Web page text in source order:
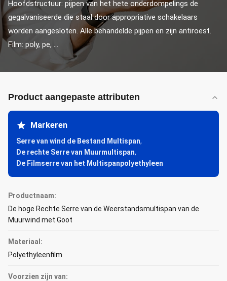
Hoofdstructuur: pijpen van het hete onderdompelings de
gegalvaniseerde die staal door appropriative schakelaars
worden aangesloten. Alle behandelde pijpen en zijn antiroest.
Film: poly, pe, ...
Product aangepaste attributen
Markeren
Serre van wind de Bestand Multispan,
De rechte Serre van Muurmultispan,
De Filmserre van het Multispanpolyethyleen
Productnaam:
De hoge Rechte Serre van de Weerstandsmultispan van de
Muurwind met Goot
Materiaal:
Polyethyleenfilm
Voorzien zijn van: